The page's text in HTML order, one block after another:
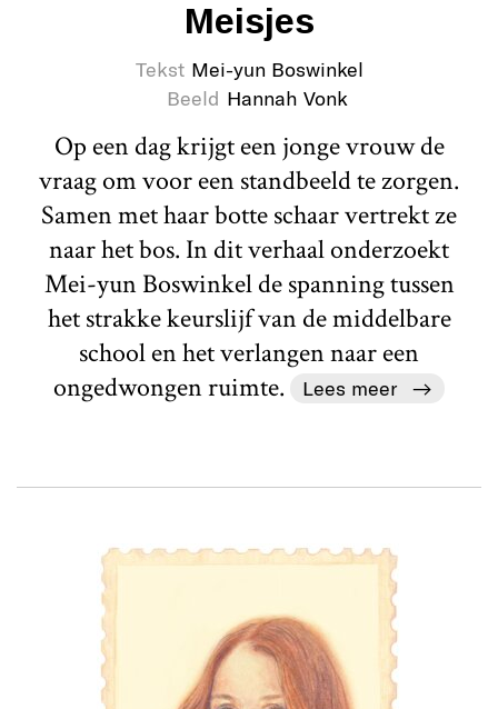
Meisjes
Tekst Mei-yun Boswinkel
Beeld Hannah Vonk
Op een dag krijgt een jonge vrouw de
vraag om voor een standbeeld te zorgen.
Samen met haar botte schaar vertrekt ze
naar het bos. In dit verhaal onderzoekt
Mei-yun Boswinkel de spanning tussen
het strakke keurslijf van de middelbare
school en het verlangen naar een
ongedwongen ruimte.
Lees meer